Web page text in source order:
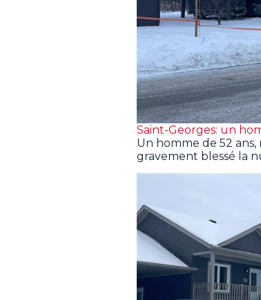
Saint-Georges: un
Un homme de 52
gravement blessé la